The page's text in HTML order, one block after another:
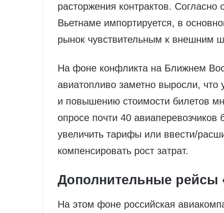
расторжения контрактов.
Вьетнаме импортируется, в
рынок чувствительным к внешним
На фоне конфликта на Ближнем
авиатопливо заметно выросли, что
и повышению стоимости билетов
опросе почти 40
увеличить тарифы или ввести/
компенсировать рост затрат.
Дополнительные рейсы
На этом фоне российская